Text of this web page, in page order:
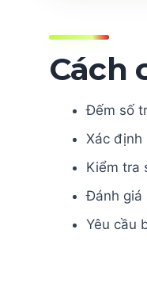
Cách
Đếm số
Xác định
Kiểm tra
Đánh giá
Yêu cầu